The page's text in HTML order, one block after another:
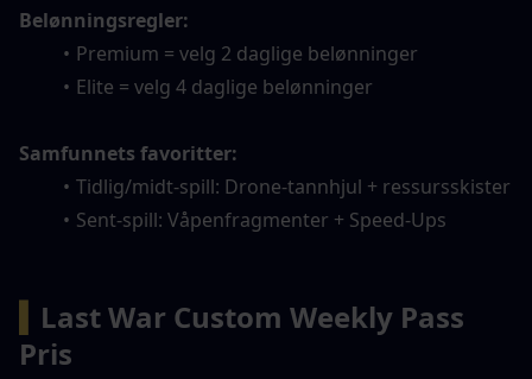
Belønningsregler:
Premium = velg 2 daglige belønninger
Elite = velg 4 daglige belønninger
Samfunnets favoritter:
Tidlig/midt-spill: Drone-tannhjul + ressursskister
Sent-spill: Våpenfragmenter + Speed-Ups
Last War Custom Weekly Pass
Pris